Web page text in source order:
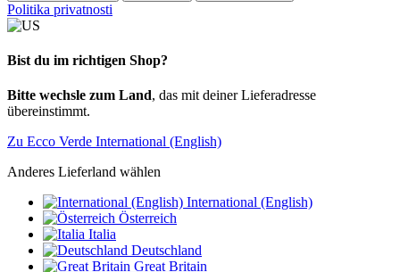
Politika privatnosti
Bist du im richtigen Shop?
Bitte wechsle zum Land, das mit deiner Lieferadresse
übereinstimmt.
Zu Ecco Verde International (English)
Anderes Lieferland wählen
International (English)
Österreich
Italia
Deutschland
Great Britain